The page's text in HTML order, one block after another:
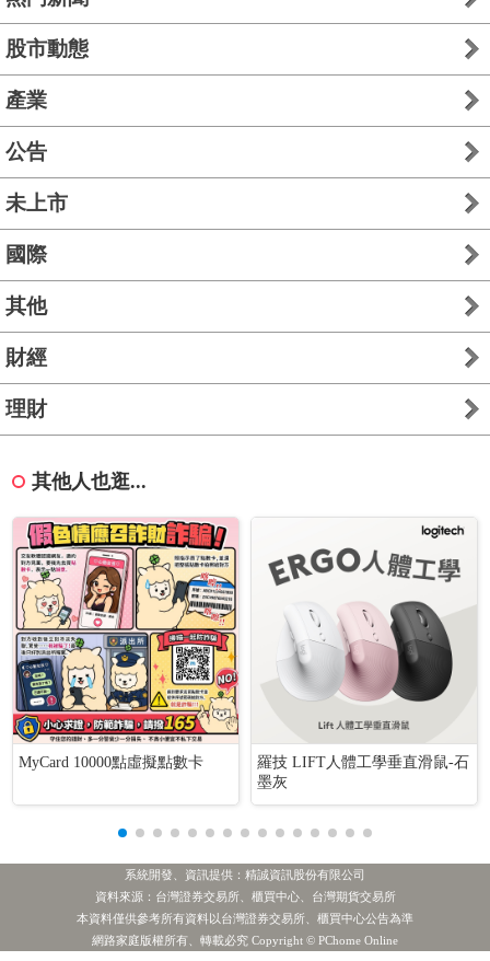
股市動態
產業
公告
未上市
國際
其他
財經
理財
其他人也逛...
MyCard 10000點虛擬點數卡
羅技 LIFT人體工學垂直滑鼠-石
墨灰
系統開發、資訊提供：精誠資訊股份有限公司
資料來源：台灣證券交易所、櫃買中心、台灣期貨交易所
本資料僅供參考所有資料以台灣證券交易所、櫃買中心公告為準
網路家庭版權所有、轉載必究 Copyright © PChome Online